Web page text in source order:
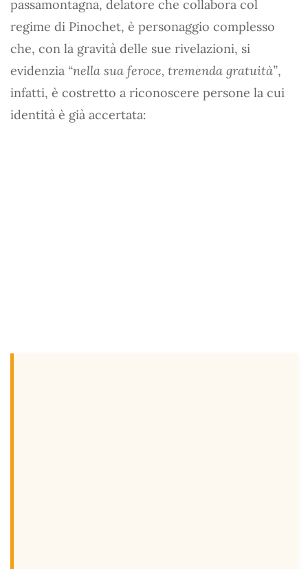
passamontagna, delatore che collabora col
regime di Pinochet, è personaggio complesso
che, con la gravità delle sue rivelazioni, si
evidenzia “nella sua feroce, tremenda gratuità”,
infatti, è costretto a riconoscere persone la cui
identità è già accertata: